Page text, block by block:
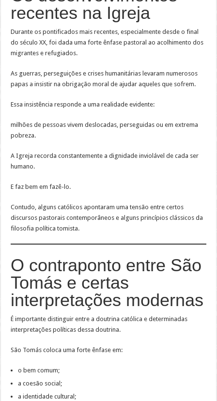
recentes na Igreja
Durante os pontificados mais recentes, especialmente desde o final
do século XX, foi dada uma forte ênfase pastoral ao acolhimento dos
migrantes e refugiados.
As guerras, perseguições e crises humanitárias levaram numerosos
papas a insistir na obrigação moral de ajudar aqueles que sofrem.
Essa insistência responde a uma realidade evidente:
milhões de pessoas vivem deslocadas, perseguidas ou em extrema
pobreza.
A Igreja recorda constantemente a dignidade inviolável de cada ser
humano.
E faz bem em fazê-lo.
Contudo, alguns católicos apontaram uma tensão entre certos
discursos pastorais contemporâneos e alguns princípios clássicos da
filosofia política tomista.
O contraponto entre São
Tomás e certas
interpretações modernas
É importante distinguir entre a doutrina católica e determinadas
interpretações políticas dessa doutrina.
São Tomás coloca uma forte ênfase em:
o bem comum;
a coesão social;
a identidade cultural;